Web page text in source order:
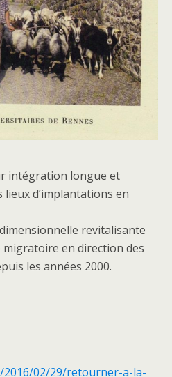
intégration longue et
d’implantations en
revitalisante
en direction des
les années 2000.
02/29/retourner-a-la-